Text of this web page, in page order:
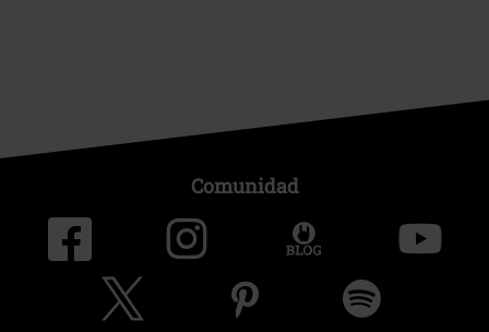
Comunidad